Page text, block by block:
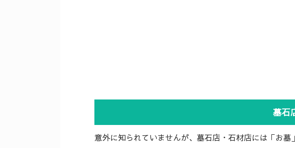
墓石
意外に知られていませんが、墓石店・石材店には「お